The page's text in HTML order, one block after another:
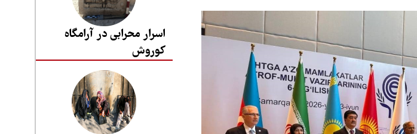
اسرار محرابی در آرامگاه
کوروش